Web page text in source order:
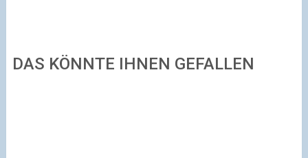
DAS KÖNNTE IHNEN GEFALLEN